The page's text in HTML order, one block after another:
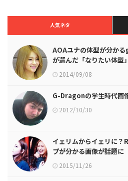
人気ネタ
AOAユナの体型が分か
が選んだ「なりたい体型
2014/09/08
G-Dragonの学生時代画
2012/10/30
イェリムからイェリに
プが分かる画像が話題に
2015/11/26